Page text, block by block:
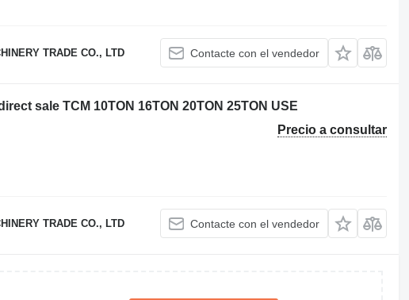
TRADE CO., LTD Contacte con el vendedor
sale TCM 10TON 16TON 20TON 25TON USE
Precio a consultar
TRADE CO., LTD Contacte con el vendedor